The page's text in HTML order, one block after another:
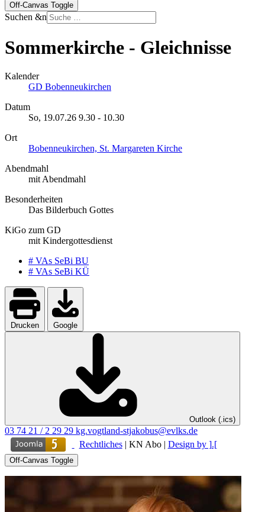
Off-Canvas Toggle
Suchen &n
Sommerkirche - Gleichnisse
Kalender
GD Bobenneukirchen
Datum
So, 19.07.26 9.30 - 10.30
Ort
Bobenneukirchen, St. Margareten Kirche
Abendmahl
mit Abendmahl
Besonderheiten
Das Bilderbuch Gottes
KiGo zum GD
mit Kindergottesdienst
# VAs SeBi BU
# VAs SeBi KÜ
Drucken Google
Outlook (.ics)
03 74 21 / 2 29 29 kg.vogtland-stjakobus@evlks.de
Rechtliches| KN Abo| Design by ].[
Off-Canvas Toggle